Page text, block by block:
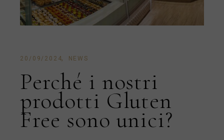
20/09/2024 NEWS
Perché i nostri
prodotti Gluten
Free sono unici?